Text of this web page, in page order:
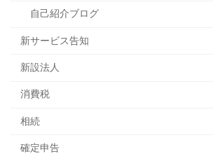
自己紹介ブログ
新サービス告知
新設法人
消費税
相続
確定申告